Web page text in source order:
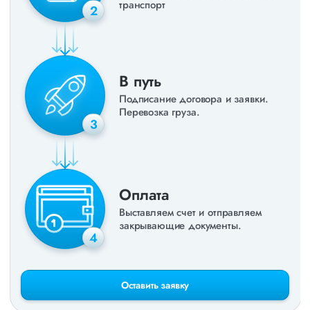
2
транспорт
3
В путь
Подписание договора и заявки.
Перевозка груза.
4
Оплата
Выставляем счет и отправляем
закрывающие документы.
Оставить заявку